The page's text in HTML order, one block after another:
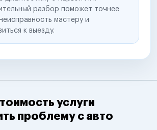
разбор поможет точнее
мастеру и
к выезду.
услуги
проблему с авто